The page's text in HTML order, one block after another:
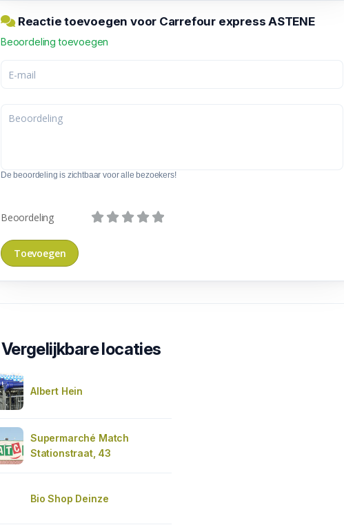
Reactie toevoegen voor Carrefour express ASTENE
Beoordeling toevoegen
De beoordeling is zichtbaar voor alle bezoekers!
Beoordeling
Vergelijkbare locaties
Albert Hein
Supermarché Match
Stationstraat, 43
Bio Shop Deinze